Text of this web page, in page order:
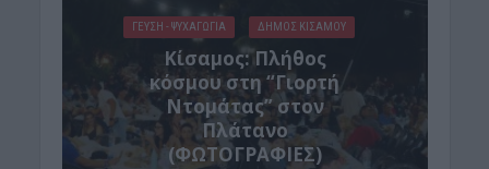
ΓΕΎΣΗ - ΨΥΧΑΓΩΓΊΑ ΔΉΜΟΣ ΚΙΣΆΜΟΥ
Κίσαμος: Πλήθος
κόσμου στη “Γιορτή
Ντομάτας” στον
Πλάτανο
(ΦΩΤΟΓΡΑΦΙΕΣ)